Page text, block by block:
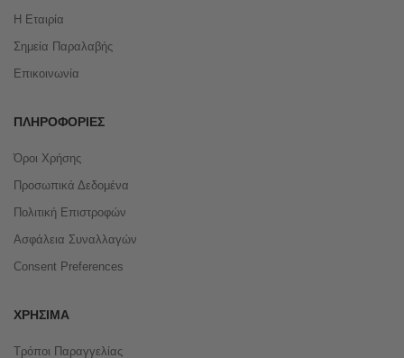
Η Εταιρία
Σημεία Παραλαβής
Επικοινωνία
ΠΛΗΡΟΦΟΡΊΕΣ
Όροι Χρήσης
Προσωπικά Δεδομένα
Πολιτική Επιστροφών
Ασφάλεια Συναλλαγών
Consent Preferences
ΧΡΉΣΙΜΑ
Τρόποι Παραγγελίας